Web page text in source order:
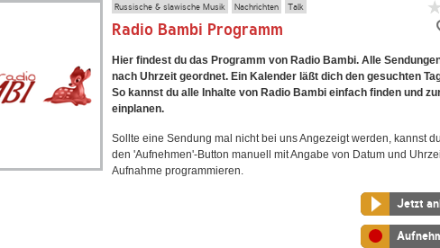
Russische & slawische Musik Nachrichten Talk
Radio Bambi Programm
Hier findest du das Programm von Radio Bambi. Alle
nach Uhrzeit geordnet. Ein Kalender läßt dich den gesuchten
So kannst du alle Inhalte von Radio Bambi einfach finden und
einplanen.
Sollte eine Sendung mal nicht bei uns Angezeigt werden, kannst
den 'Aufnehmen'-Button manuell mit Angabe von Datum und
Aufnahme programmieren.
Jetzt